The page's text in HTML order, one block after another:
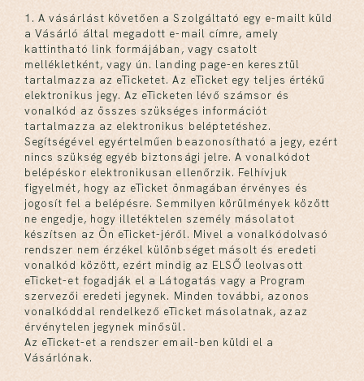
1. A vásárlást követően a Szolgáltató egy e-mailt küld
a Vásárló által megadott e-mail címre, amely
kattintható link formájában, vagy csatolt
mellékletként, vagy ún. landing page-en keresztül
tartalmazza az eTicketet. Az eTicket egy teljes értékű
elektronikus jegy. Az eTicketen lévő számsor és
vonalkód az összes szükséges információt
tartalmazza az elektronikus beléptetéshez.
Segítségével egyértelműen beazonosítható a jegy, ezért
nincs szükség egyéb biztonsági jelre. A vonalkódot
belépéskor elektronikusan ellenőrzik. Felhívjuk
figyelmét, hogy az eTicket önmagában érvényes és
jogosít fel a belépésre. Semmilyen körülmények között
ne engedje, hogy illetéktelen személy másolatot
készítsen az Ön eTicket-jéről. Mivel a vonalkódolvasó
rendszer nem érzékel különbséget másolt és eredeti
vonalkód között, ezért mindig az ELSŐ leolvasott
eTicket-et fogadják el a Látogatás vagy a Program
szervezői eredeti jegynek. Minden további, azonos
vonalkóddal rendelkező eTicket másolatnak, azaz
érvénytelen jegynek minősül.
Az eTicket-et a rendszer email-ben küldi el a
Vásárlónak.